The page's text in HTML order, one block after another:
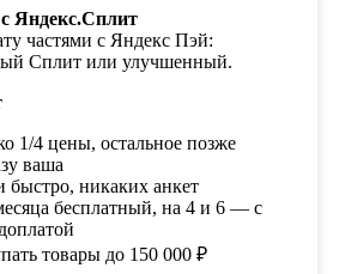
Яндекс.Сплит
частями с Яндекс Пэй:
Сплит или улучшенный.
1/4 цены, остальное позже
ваша
быстро, никаких анкет
бесплатный, на 4 и 6 — с
товары до 150 000 ₽